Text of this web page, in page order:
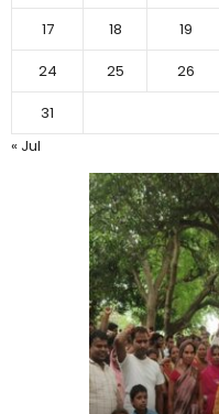
17
18 19
24
25 26
31
« Jul